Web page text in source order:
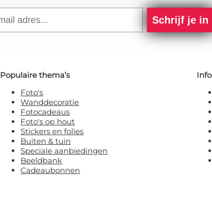
Schrijf je in
Populaire thema’s
Foto's
Wanddecoratie
Fotocadeaus
Foto's op hout
Stickers en folies
Buiten & tuin
Speciale aanbiedingen
Beeldbank
Cadeaubonnen